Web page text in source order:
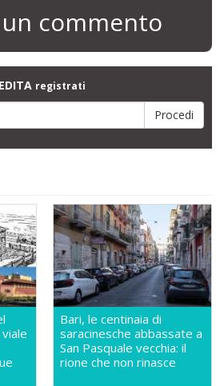
un commento
registrati
Bari, le centinaia di
saracinesche abbassate a
San Pasquale vecchia: il
rione che non rinasce